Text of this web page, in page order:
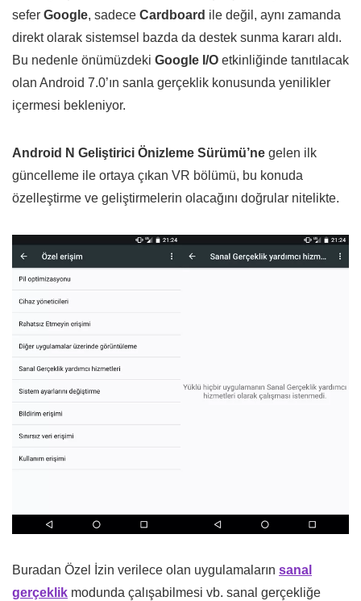
sefer Google, sadece Cardboard ile değil, aynı zamanda
direkt olarak sistemsel bazda da destek sunma kararı aldı.
Bu nedenle önümüzdeki Google I/O etkinliğinde tanıtılacak
olan Android 7.0’ın sanla gerçeklik konusunda yenilikler
içermesi bekleniyor.
Android N Geliştirici Önizleme Sürümü’ne gelen ilk
güncelleme ile ortaya çıkan VR bölümü, bu konuda
özelleştirme ve geliştirmelerin olacağını doğrular nitelikte.
Buradan Özel İzin verilece olan uygulamaların sanal
gerçeklik modunda çalışabilmesi vb. sanal gerçekliğe